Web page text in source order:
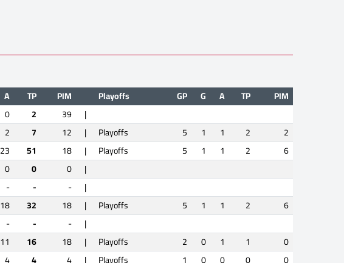
A TP PIM Playoffs GP G A TP
PIM
0 2 39
|
2 7 12 | Playoffs 5 1 1 2
2
23 51 18 | Playoffs 5 1 1 2
6
0 0 0
|
- - -
|
18 32 18 | Playoffs 5 1 1 2
6
- - -
|
11 16 18 | Playoffs 2 0 1 1
0
4 4 4 | Playoffs 1 0 0 0
0